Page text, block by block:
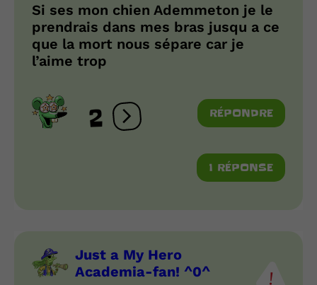
Si ses mon chien Ademmeton je le
prendrais dans mes bras jusqu a ce
que la mort nous sépare car je
l’aime trop
2 Ouvrir les réactions
RÉPONDRE
1 RÉPONSE
Just a My Hero
Academia-fan! ^0^